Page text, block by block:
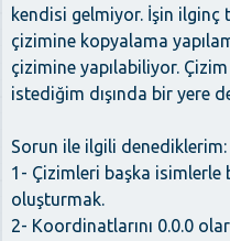
kendisi gelmiyor. İşin ilginç
çizimine kopyalama
çizimine yapılabiliyor.
istediğim dışında bir yere
Sorun ile ilgili denediklerim:
1- Çizimleri başka isimlerle
oluşturmak.
2- Koordinatlarını 0.0.0